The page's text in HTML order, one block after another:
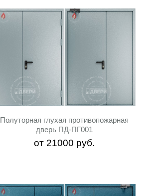
Полуторная глухая противопожарная
дверь ПД-ПГ001
от 21000 руб.